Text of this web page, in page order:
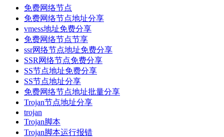
免费网络节点
免费网络节点地址分享
vmess地址免费分享
免费网络节点节享
ssr网络节点地址免费分享
SSR网络节点免费分享
SS节点地址免费分享
SS节点地址分享
免费网络节点地址批量分享
Trojan节点地址分享
trojan
Trojan脚本
Trojan脚本运行报错